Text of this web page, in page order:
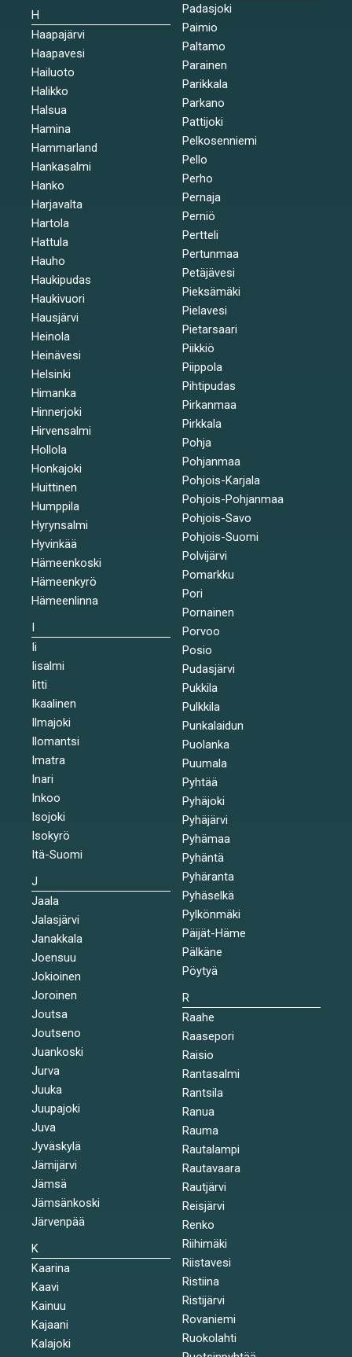
H
Haapajärvi
Haapavesi
Hailuoto
Halikko
Halsua
Hamina
Hammarland
Hankasalmi
Hanko
Harjavalta
Hartola
Hattula
Hauho
Haukipudas
Haukivuori
Hausjärvi
Heinola
Heinävesi
Helsinki
Himanka
Hinnerjoki
Hirvensalmi
Hollola
Honkajoki
Huittinen
Humppila
Hyrynsalmi
Hyvinkää
Hämeenkoski
Hämeenkyrö
Hämeenlinna
I
Ii
Iisalmi
Iitti
Ikaalinen
Ilmajoki
Ilomantsi
Imatra
Inari
Inkoo
Isojoki
Isokyrö
Itä-Suomi
J
Jaala
Jalasjärvi
Janakkala
Joensuu
Jokioinen
Joroinen
Joutsa
Joutseno
Juankoski
Jurva
Juuka
Juupajoki
Juva
Jyväskylä
Jämijärvi
Jämsä
Jämsänkoski
Järvenpää
K
Kaarina
Kaavi
Kainuu
Kajaani
Kalajoki
Padasjoki
Paimio
Paltamo
Parainen
Parikkala
Parkano
Pattijoki
Pelkosenniemi
Pello
Perho
Pernaja
Perniö
Pertteli
Pertunmaa
Petäjävesi
Pieksämäki
Pielavesi
Pietarsaari
Piikkiö
Piippola
Pihtipudas
Pirkanmaa
Pirkkala
Pohja
Pohjanmaa
Pohjois-Karjala
Pohjois-Pohjanmaa
Pohjois-Savo
Pohjois-Suomi
Polvijärvi
Pomarkku
Pori
Pornainen
Porvoo
Posio
Pudasjärvi
Pukkila
Pulkkila
Punkalaidun
Puolanka
Puumala
Pyhtää
Pyhäjoki
Pyhäjärvi
Pyhämaa
Pyhäntä
Pyhäranta
Pyhäselkä
Pylkönmäki
Päijät-Häme
Pälkäne
Pöytyä
R
Raahe
Raasepori
Raisio
Rantasalmi
Rantsila
Ranua
Rauma
Rautalampi
Rautavaara
Rautjärvi
Reisjärvi
Renko
Riihimäki
Riistavesi
Ristiina
Ristijärvi
Rovaniemi
Ruokolahti